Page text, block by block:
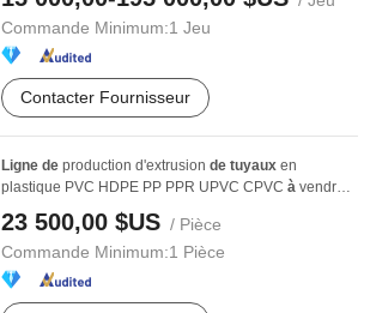
Commande Minimum:1 Jeu
Contacter Fournisseur
Ligne de production d'extrusion de tuyaux en
plastique PVC HDPE PP PPR UPVC CPVC à vendre
23 500,00 $US / Pièce
Commande Minimum:1 Pièce